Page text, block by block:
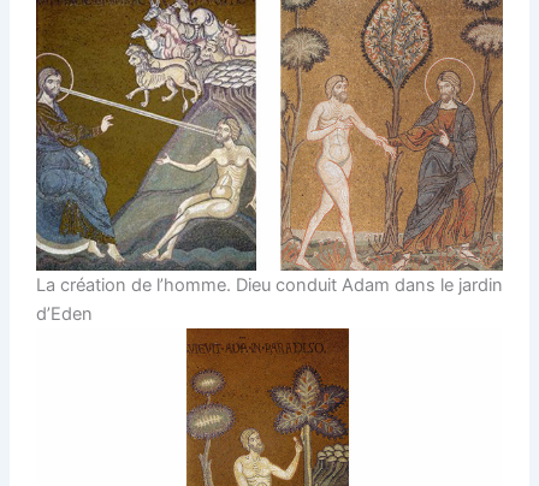
La création de l’homme. Dieu conduit Adam dans le jardin
d’Eden